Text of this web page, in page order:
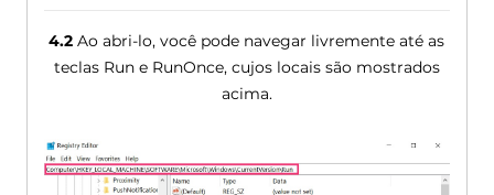
4.2 Ao abri-lo, você pode navegar livremente até as
teclas Run e RunOnce, cujos locais são mostrados
acima.